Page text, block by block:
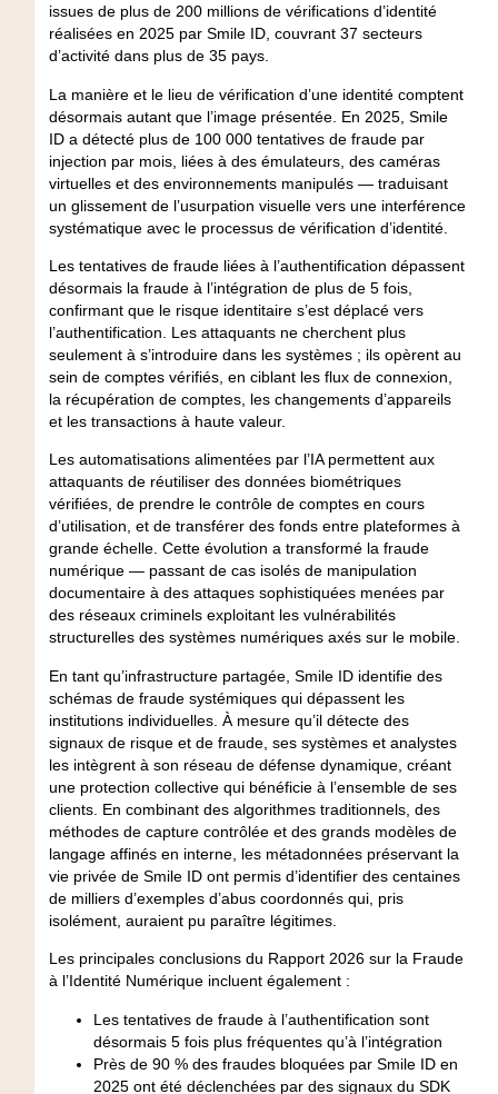
issues de plus de 200 millions de vérifications d’identité
réalisées en 2025 par Smile ID, couvrant 37 secteurs
d’activité dans plus de 35 pays.
La manière et le lieu de vérification d’une identité comptent
désormais autant que l’image présentée. En 2025, Smile
ID a détecté plus de 100 000 tentatives de fraude par
injection par mois, liées à des émulateurs, des caméras
virtuelles et des environnements manipulés — traduisant
un glissement de l’usurpation visuelle vers une interférence
systématique avec le processus de vérification d’identité.
Les tentatives de fraude liées à l’authentification dépassent
désormais la fraude à l’intégration de plus de 5 fois,
confirmant que le risque identitaire s’est déplacé vers
l’authentification. Les attaquants ne cherchent plus
seulement à s’introduire dans les systèmes ; ils opèrent au
sein de comptes vérifiés, en ciblant les flux de connexion,
la récupération de comptes, les changements d’appareils
et les transactions à haute valeur.
Les automatisations alimentées par l’IA permettent aux
attaquants de réutiliser des données biométriques
vérifiées, de prendre le contrôle de comptes en cours
d’utilisation, et de transférer des fonds entre plateformes à
grande échelle. Cette évolution a transformé la fraude
numérique — passant de cas isolés de manipulation
documentaire à des attaques sophistiquées menées par
des réseaux criminels exploitant les vulnérabilités
structurelles des systèmes numériques axés sur le mobile.
En tant qu’infrastructure partagée, Smile ID identifie des
schémas de fraude systémiques qui dépassent les
institutions individuelles. À mesure qu’il détecte des
signaux de risque et de fraude, ses systèmes et analystes
les intègrent à son réseau de défense dynamique, créant
une protection collective qui bénéficie à l’ensemble de ses
clients. En combinant des algorithmes traditionnels, des
méthodes de capture contrôlée et des grands modèles de
langage affinés en interne, les métadonnées préservant la
vie privée de Smile ID ont permis d’identifier des centaines
de milliers d’exemples d’abus coordonnés qui, pris
isolément, auraient pu paraître légitimes.
Les principales conclusions du Rapport 2026 sur la Fraude
à l’Identité Numérique incluent également :
Les tentatives de fraude à l’authentification sont
désormais 5 fois plus fréquentes qu’à l’intégration
Près de 90 % des fraudes bloquées par Smile ID en
2025 ont été déclenchées par des signaux du SDK